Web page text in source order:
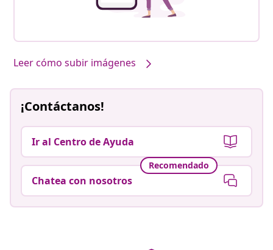
Leer cómo subir imágenes
¡Contáctanos!
Ir al Centro de Ayuda
Recomendado
Chatea con nosotros